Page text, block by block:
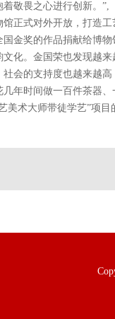
着敬畏之心进行创新
正式对外开放，打造
国金奖的作品捐献给
化。金国荣也发现越
社会的支持度也越来
年时间做一百件茶器
美术大师带徒学艺”项